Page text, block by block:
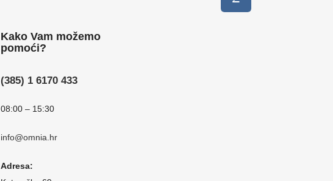
Kako Vam možemo
pomoći?
(385) 1 6170 433
08:00 – 15:30
info@omnia.hr
Adresa: